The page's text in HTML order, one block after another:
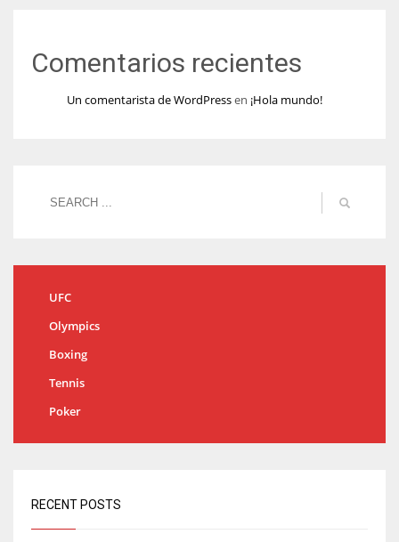
Comentarios recientes
Un comentarista de WordPressen ¡Hola mundo!
UFC
Olympics
Boxing
Tennis
Poker
RECENT POSTS